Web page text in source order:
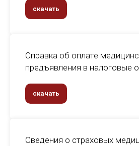
скачать
Справка об оплате
предъявления в налоговые
скачать
Сведения о страховых